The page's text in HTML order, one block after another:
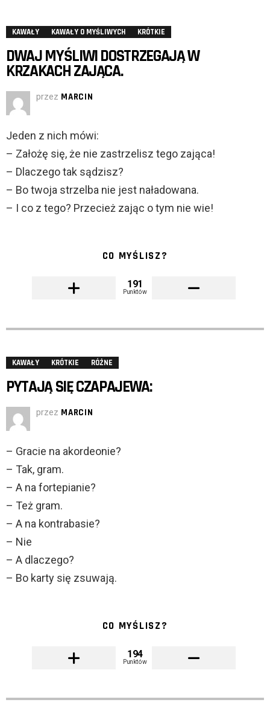
KAWAŁY KAWAŁY O MYŚLIWYCH KRÓTKIE
DWAJ MYŚLIWI DOSTRZEGAJĄ W
KRZAKACH ZAJĄCA.
przez MARCIN
Jeden z nich mówi:
– Założę się, że nie zastrzelisz tego zająca!
– Dlaczego tak sądzisz?
– Bo twoja strzelba nie jest naładowana.
– I co z tego? Przecież zając o tym nie wie!
CO MYŚLISZ?
191
Punktów
KAWAŁY KRÓTKIE RÓŻNE
PYTAJĄ SIĘ CZAPAJEWA:
przez MARCIN
– Gracie na akordeonie?
– Tak, gram.
– A na fortepianie?
– Też gram.
– A na kontrabasie?
– Nie
– A dlaczego?
– Bo karty się zsuwają.
CO MYŚLISZ?
194
Punktów